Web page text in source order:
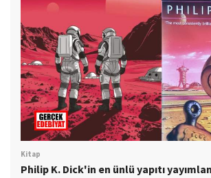
Kitap
Philip K. Dick'in en ünlü yapıtı